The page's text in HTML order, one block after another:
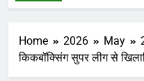
Home 2026 May
किकबॉक्सिंग सुपर लीग से